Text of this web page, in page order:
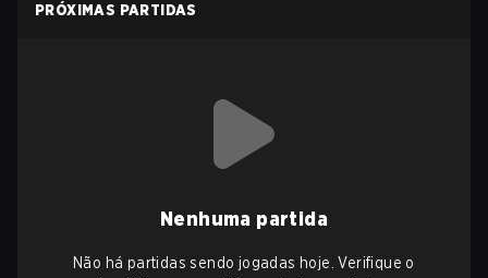
PRÓXIMAS PARTIDAS
Nenhuma partida
Não há partidas sendo jogadas hoje. Verifique o